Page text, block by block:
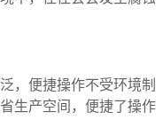
，便捷操作不受环境制
生产空间，便捷了操作